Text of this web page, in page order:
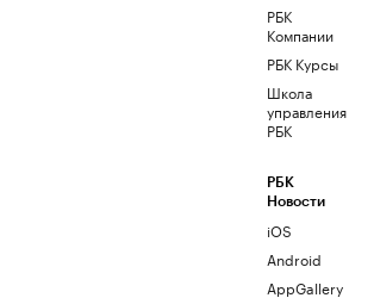
РБК
Компании
РБК Курсы
Школа
управления
РБК
РБК
Новости
iOS
Android
AppGallery